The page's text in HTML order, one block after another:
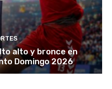
alto y bronce en
Domingo 2026